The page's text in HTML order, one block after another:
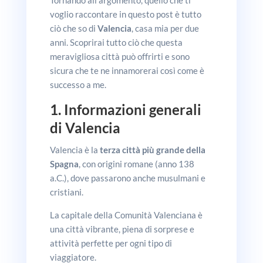
voglio raccontare in questo post è tutto
ciò che so di Valencia , casa mia per due
anni. Scoprirai tutto ciò che questa
meravigliosa città può offrirti e sono
sicura che te ne innamorerai così come è
successo a me.
1. Informazioni generali
di Valencia
Valencia è la terza città più grande della
Spagna , con origini romane (anno 138
a.C.), dove passarono anche musulmani e
cristiani.
La capitale della Comunità Valenciana è
una città vibrante, piena di sorprese e
attività perfette per ogni tipo di
viaggiatore.